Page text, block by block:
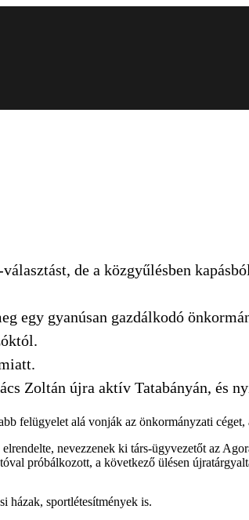
de a közgyűlésben
egy gyanúsan gazdálkodó
Zoltán újra aktív Tatabányán, és
felügyelet alá vonják az önkormányzati
nevezzenek ki társ-ügyvezetőt az
próbálkozott, a következő ülésen
házak, sportlétesítmények is.